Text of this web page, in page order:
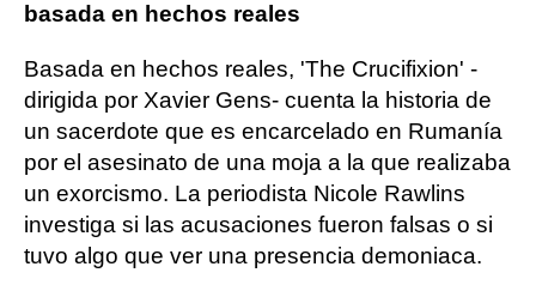
basada en hechos reales
Basada en hechos reales, 'The Crucifixion' -
dirigida por Xavier Gens- cuenta la historia de
un sacerdote que es encarcelado en Rumanía
por el asesinato de una moja a la que realizaba
un exorcismo. La periodista Nicole Rawlins
investiga si las acusaciones fueron falsas o si
tuvo algo que ver una presencia demoniaca.